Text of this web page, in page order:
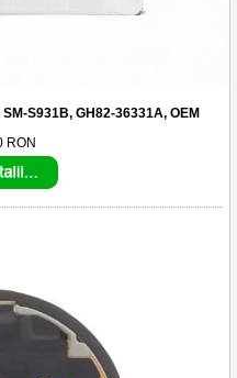
S931B, GH82-36331A, OEM
RON